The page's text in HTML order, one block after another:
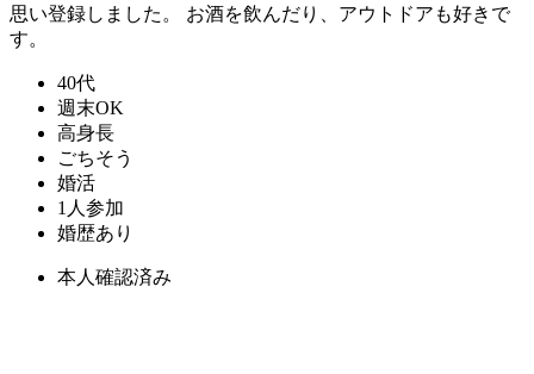
思い登録しました。 お酒を飲んだり、アウトドアも好きで
す。
40代
週末OK
高身長
ごちそう
婚活
1人参加
婚歴あり
本人確認済み